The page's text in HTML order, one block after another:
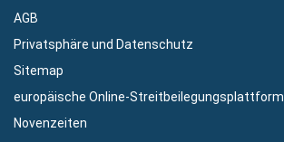
AGB
Privatsphäre und Datenschutz
Sitemap
europäische Online-Streitbeilegungsplattform
Novenzeiten